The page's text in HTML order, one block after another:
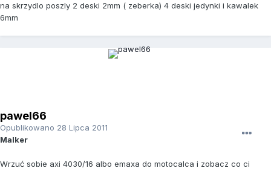
na skrzydlo poszly 2 deski 2mm ( zeberka) 4 deski jedynki i kawalek
6mm
pawel66
Opublikowano 28 Lipca 2011
Malker
Wrzuć sobie axi 4030/16 albo emaxa do motocalca i zobacz co ci